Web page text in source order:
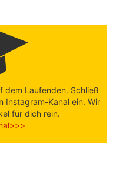
dem Laufenden. Schließ
Instagram-Kanal ein. Wir
für dich rein.